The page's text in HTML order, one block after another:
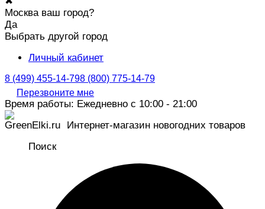
Москва ваш город?
Да
Выбрать другой город
Личный кабинет
8 (499) 455-14-798 (800) 775-14-79
Перезвоните мне
Время работы: Ежедневно с 10:00 - 21:00
Интернет-магазин новогодних товаров
Поиск